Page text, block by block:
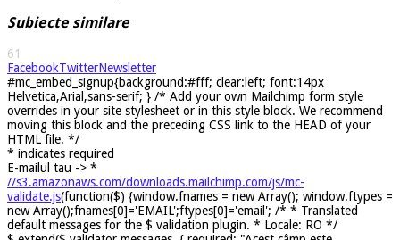
Subiecte similare
61
FacebookTwitterNewsletter
#mc_embed_signup{background:#fff; clear:left; font:14px
Helvetica,Arial,sans-serif; } /* Add your own Mailchimp form style
overrides in your site stylesheet or in this style block. We recommend
moving this block and the preceding CSS link to the HEAD of your
HTML file. */
* indicates required
E-mailul tau -> *
//s3.amazonaws.com/downloads.mailchimp.com/js/mc-
validate.js(function($) {window.fnames = new Array(); window.ftypes =
new Array();fnames[0]='EMAIL';ftypes[0]='email'; /* * Translated
default messages for the $ validation plugin. * Locale: RO */